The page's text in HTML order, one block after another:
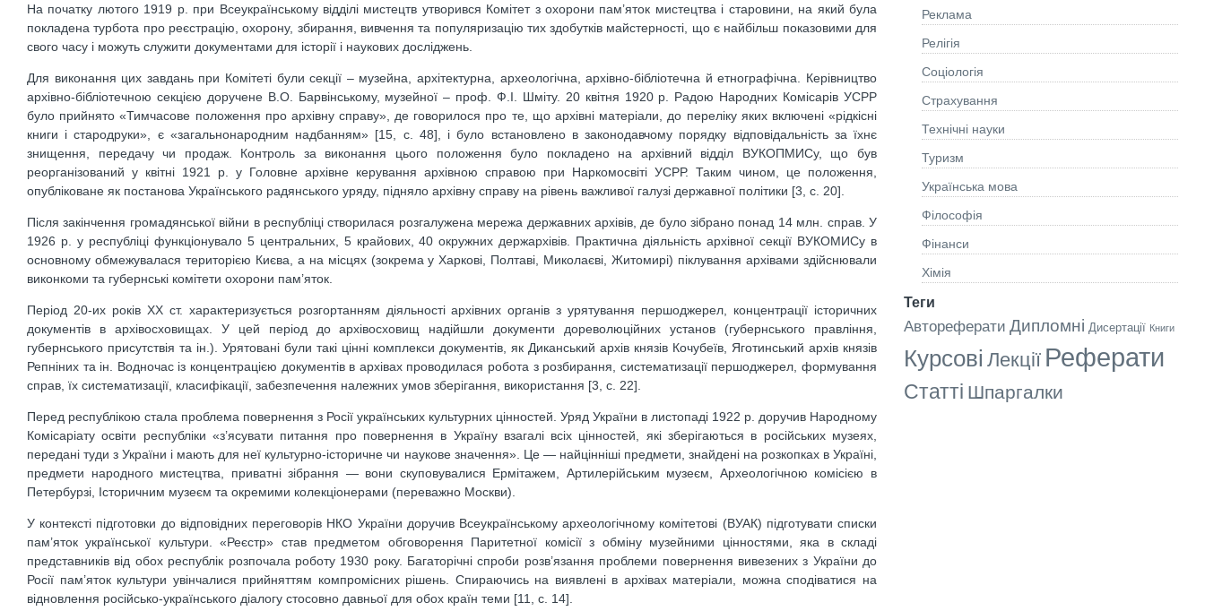
На початку лютого 1919 р. при Всеукраїнському відділі мистецтв утворився Комітет з охорони пам’яток мистецтва і старовини, на який була
покладена турбота про реєстрацію, охорону, збирання, вивчення та популяризацію тих здобутків майстерності, що є найбільш показовими для
свого часу і можуть служити документами для історії і наукових досліджень.
Для виконання цих завдань при Комітеті були секції – музейна, архітектурна, археологічна, архівно-бібліотечна й етнографічна. Керівництво
архівно-бібліотечною секцією доручене В.О. Барвінському, музейної – проф. Ф.І. Шміту. 20 квітня 1920 р. Радою Народних Комісарів УСРР
було прийнято «Тимчасове положення про архівну справу», де говорилося про те, що архівні матеріали, до переліку яких включені «рідкісні
книги і стародруки», є «загальнонародним надбанням» [15, с. 48], і було встановлено в законодавчому порядку відповідальність за їхнє
знищення, передачу чи продаж. Контроль за виконання цього положення було покладено на архівний відділ ВУКОПМИСу, що був
реорганізований у квітні 1921 р. у Головне архівне керування архівною справою при Наркомосвіті УСРР. Таким чином, це положення,
опубліковане як постанова Українського радянського уряду, підняло архівну справу на рівень важливої галузі державної політики [3, с. 20].
Після закінчення громадянської війни в республіці створилася розгалужена мережа державних архівів, де було зібрано понад 14 млн. справ. У
1926 р. у республіці функціонувало 5 центральних, 5 крайових, 40 окружних держархівів. Практична діяльність архівної секції ВУКОМИСу в
основному обмежувалася територією Києва, а на місцях (зокрема у Харкові, Полтаві, Миколаєві, Житомирі) піклування архівами здійснювали
виконкоми та губернські комітети охорони пам’яток.
Період 20-их років XX ст. характеризується розгортанням діяльності архівних органів з урятування першоджерел, концентрації історичних
документів в архівосховищах. У цей період до архівосховищ надійшли документи дореволюційних установ (губернського правління,
губернського присутствія та ін.). Урятовані були такі цінні комплекси документів, як Диканський архів князів Кочубеїв, Яготинський архів князів
Репніних та ін. Водночас із концентрацією документів в архівах проводилася робота з розбирання, систематизації першоджерел, формування
справ, їх систематизації, класифікації, забезпечення належних умов зберігання, використання [3, с. 22].
Перед республікою стала проблема повернення з Росії українських культурних цінностей. Уряд України в листопаді 1922 р. доручив Народному
Комісаріату освіти республіки «з’ясувати питання про повернення в Україну взагалі всіх цінностей, які зберігаються в російських музеях,
передані туди з України і мають для неї культурно-історичне чи наукове значення». Це — найцінніші предмети, знайдені на розкопках в Україні,
предмети народного мистецтва, приватні зібрання — вони скуповувалися Ермітажем, Артилерійським музеєм, Археологічною комісією в
Петербурзі, Історичним музеєм та окремими колекціонерами (переважно Москви).
У контексті підготовки до відповідних переговорів НКО України доручив Всеукраїнському археологічному комітетові (ВУАК) підготувати списки
пам’яток української культури. «Реєстр» став предметом обговорення Паритетної комісії з обміну музейними цінностями, яка в складі
представників від обох республік розпочала роботу 1930 року. Багаторічні спроби розв’язання проблеми повернення вивезених з України до
Росії пам’яток культури увінчалися прийняттям компромісних рішень. Спираючись на виявлені в архівах матеріали, можна сподіватися на
відновлення російсько-українського діалогу стосовно давньої для обох країн теми [11, с. 14].
Реклама
Релігія
Соціологія
Страхування
Технічні науки
Туризм
Українська мова
Філософія
Фінанси
Хімія
Теги
Автореферати Дипломні Дисертації Книги
Курсові Лекції Реферати
Статті Шпаргалки